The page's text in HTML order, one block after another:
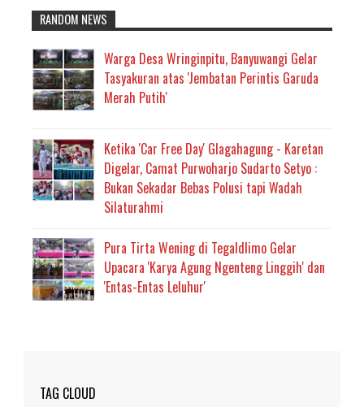
RANDOM NEWS
Warga Desa Wringinpitu, Banyuwangi Gelar
Tasyakuran atas 'Jembatan Perintis Garuda
Merah Putih'
Ketika 'Car Free Day' Glagahagung - Karetan
Digelar, Camat Purwoharjo Sudarto Setyo :
Bukan Sekadar Bebas Polusi tapi Wadah
Silaturahmi
Pura Tirta Wening di Tegaldlimo Gelar
Upacara 'Karya Agung Ngenteng Linggih' dan
'Entas-Entas Leluhur'
TAG CLOUD